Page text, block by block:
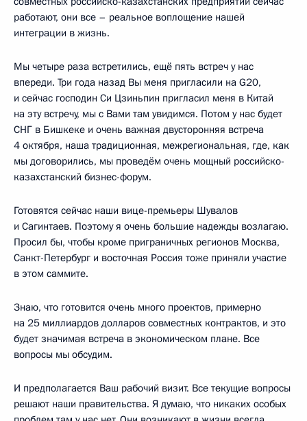
работают, они все – реальное воплощение нашей
интеграции в жизнь.
Мы четыре раза встретились, ещё пять встреч у нас
впереди. Три года назад Вы меня пригласили на G20,
и сейчас господин Си Цзиньпин пригласил меня в Китай
на эту встречу, мы с Вами там увидимся. Потом у нас будет
СНГ в Бишкеке и очень важная двусторонняя встреча
4 октября, наша традиционная, межрегиональная, где, как
мы договорились, мы проведём очень мощный российско-
казахстанский бизнес-форум.
Готовятся сейчас наши вице-премьеры Шувалов
и Сагинтаев. Поэтому я очень большие надежды возлагаю.
Просил бы, чтобы кроме приграничных регионов Москва,
Санкт-Петербург и восточная Россия тоже приняли участие
в этом саммите.
Знаю, что готовится очень много проектов, примерно
на 25 миллиардов долларов совместных контрактов, и это
будет значимая встреча в экономическом плане. Все
вопросы мы обсудим.
И предполагается Ваш рабочий визит. Все текущие вопросы
решают наши правительства. Я думаю, что никаких особых